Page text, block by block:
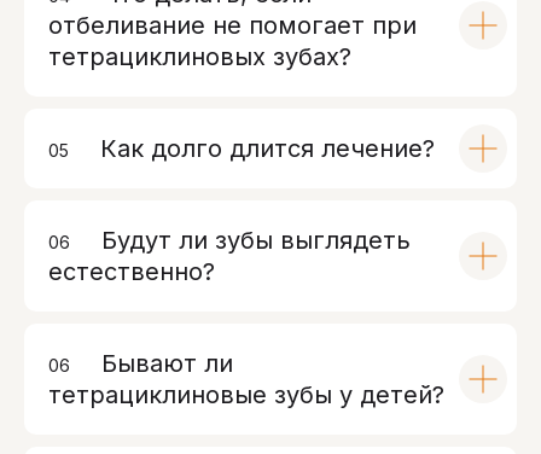
отбеливание не помогает при
тетрациклиновых зубах?
05 Как долго длится лечение?
06
Будут ли зубы выглядеть
естественно?
06
Бывают ли
тетрациклиновые зубы у детей?